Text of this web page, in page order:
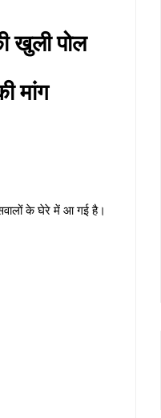
खुली पोल
मांग
सवालों के घेरे में आ गई है।